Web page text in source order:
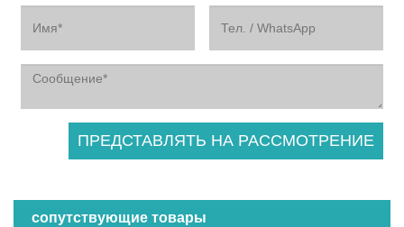
сопутствующие товары